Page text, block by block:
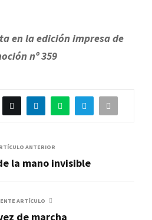
en la edición impresa de
nº 359
ANTERIOR
la mano invisible
ARTÍCULO
de marcha